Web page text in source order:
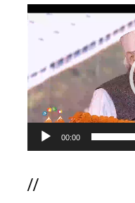
Video
00:00
//